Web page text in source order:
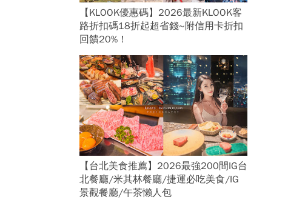
【KLOOK優惠碼】2026最新KLOOK客
路折扣碼18折起超省錢~附信用卡折扣
回饋20%！
【台北美食推薦】2026最強200間IG台
北餐廳/米其林餐廳/捷運必吃美食/IG
景觀餐廳/午茶懶人包